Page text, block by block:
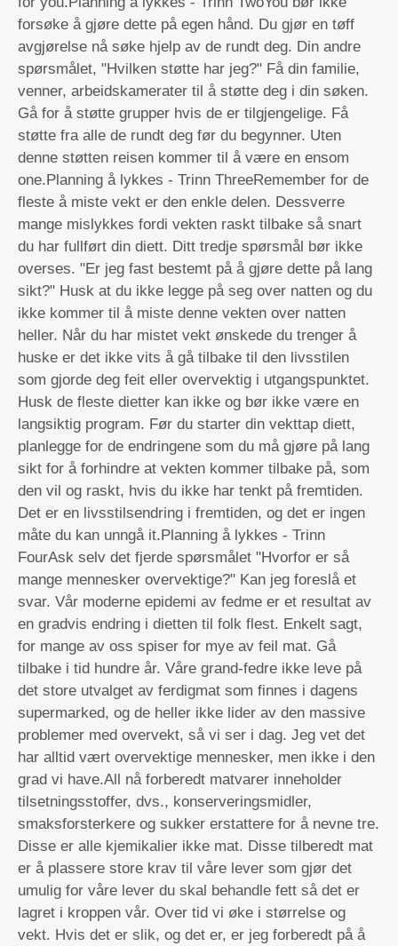
forsøke å gjøre dette på egen hånd. Du gjør en tøff
avgjørelse nå søke hjelp av de rundt deg. Din andre
spørsmålet, "Hvilken støtte har jeg?" Få din familie,
venner, arbeidskamerater til å støtte deg i din søken.
Gå for å støtte grupper hvis de er tilgjengelige. Få
støtte fra alle de rundt deg før du begynner. Uten
denne støtten reisen kommer til å være en ensom
one.Planning å lykkes - Trinn ThreeRemember for de
fleste å miste vekt er den enkle delen. Dessverre
mange mislykkes fordi vekten raskt tilbake så snart
du har fullført din diett. Ditt tredje spørsmål bør ikke
overses. "Er jeg fast bestemt på å gjøre dette på lang
sikt?" Husk at du ikke legge på seg over natten og du
ikke kommer til å miste denne vekten over natten
heller. Når du har mistet vekt ønskede du trenger å
huske er det ikke vits å gå tilbake til den livsstilen
som gjorde deg feit eller overvektig i utgangspunktet.
Husk de fleste dietter kan ikke og bør ikke være en
langsiktig program. Før du starter din vekttap diett,
planlegge for de endringene som du må gjøre på lang
sikt for å forhindre at vekten kommer tilbake på, som
den vil og raskt, hvis du ikke har tenkt på fremtiden.
Det er en livsstilsendring i fremtiden, og det er ingen
måte du kan unngå it.Planning å lykkes - Trinn
FourAsk selv det fjerde spørsmålet "Hvorfor er så
mange mennesker overvektige?" Kan jeg foreslå et
svar. Vår moderne epidemi av fedme er et resultat av
en gradvis endring i dietten til folk flest. Enkelt sagt,
for mange av oss spiser for mye av feil mat. Gå
tilbake i tid hundre år. Våre grand-fedre ikke leve på
det store utvalget av ferdigmat som finnes i dagens
supermarked, og de heller ikke lider av den massive
problemer med overvekt, så vi ser i dag. Jeg vet det
har alltid vært overvektige mennesker, men ikke i den
grad vi have.All nå forberedt matvarer inneholder
tilsetningsstoffer, dvs., konserveringsmidler,
smaksforsterkere og sukker erstattere for å nevne tre.
Disse er alle kjemikalier ikke mat. Disse tilberedt mat
er å plassere store krav til våre lever som gjør det
umulig for våre lever du skal behandle fett så det er
lagret i kroppen vår. Over tid vi øke i størrelse og
vekt. Hvis det er slik, og det er, er jeg forberedt på å